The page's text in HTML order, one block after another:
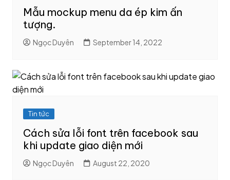
Mẫu mockup menu da ép kim ấn
tượng.
Ngọc Duyên September 14, 2022
Tin tức
Cách sửa lỗi font trên facebook sau
khi update giao diện mới
Ngọc Duyên August 22, 2020